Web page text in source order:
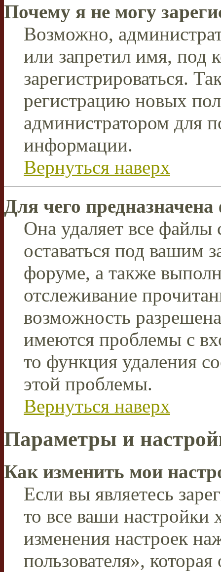
Почему я не могу
Возможно,
или запретил имя, под
зарегистрироваться.
регистрацию новых
администратором для
информации.
Вернуться наверх
Для чего
Она удаляет все файлы
оставаться под вашим
форуме, а также
отслеживание
возможность
имеются проблемы с
то функция удаления
этой проблемы.
Вернуться наверх
Параметры и
Как изменить мои
Если вы являетесь
то все ваши настройки
изменения настроек
пользователя»,